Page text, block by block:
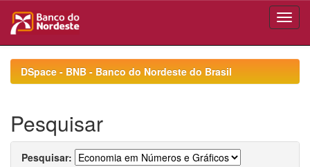
navigationDSpace - BNB - Banco do Nordeste do Brasil
Pesquisar
Pesquisar: